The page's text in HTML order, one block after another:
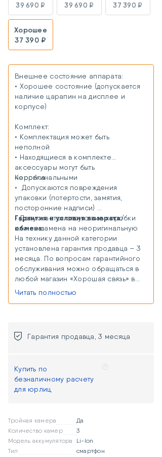
39 690 ₽
39 690 ₽
37 390 ₽
Хорошее
37 390 ₽
Внешнее состояние аппарата:
• Хорошее состояние (допускается
наличие царапин на дисплее и
корпусе)
Комплект:
• Комплектация может быть
неполной
• Находящиеся в комплекте
аксессуары могут быть
неоригинальными
Коробка:
• Допускаются повреждения
упаковки (потертости, замятия,
посторонние надписи)
• Допускается отсутствие коробки
или ее замена на неоригинальную
Гарантия и условия возврата/
обмена:
На технику данной категории
установлена гарантия продавца – 3
месяца. По вопросам гарантийного
обслуживания можно обращаться в
любой магазин «Хорошая связь» в
любом городе присутствия. В случае
доставку (расходы, связанные с
и компенсируются продавцом
одновременно с возвратом товара
после гарантийного ремонта).
Читать полностью
Гарантия продавца, 3 месяца
Купить по
безналичному расчету
для юрлиц
Тройная камера
Да
Количество камер
3
Модель аккумулятора
Li-Ion
Тип
смартфон